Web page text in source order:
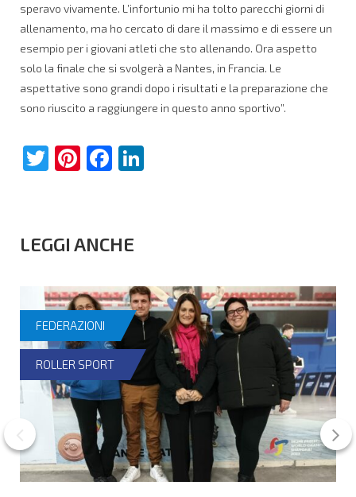
speravo vivamente. L’infortunio mi ha tolto parecchi giorni di
allenamento, ma ho cercato di dare il massimo e di essere un
esempio per i giovani atleti che sto allenando. Ora aspetto
solo la finale che si svolgerà a Nantes, in Francia. Le
aspettative sono grandi dopo i risultati e la preparazione che
sono riuscito a raggiungere in questo anno sportivo”.
Twitter
Pinterest
Facebook
LEGGI ANCHE
FEDERAZIONI
ROLLER SPORT